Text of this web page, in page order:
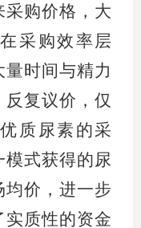
联系我
招聘信
廉政举
购价格，大
采购效率层
时间与精力
复议价，仅
质尿素的采
式获得的尿
价，进一步
质性的资金